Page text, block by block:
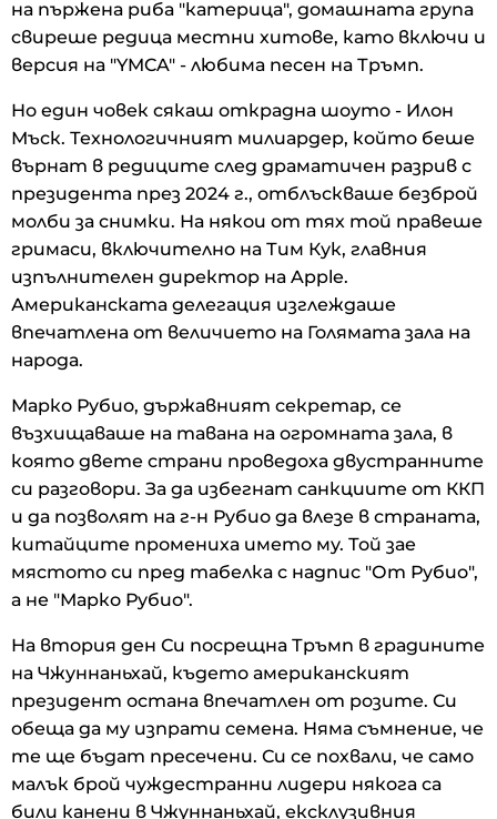
на пържена риба "катерица", домашната група
свиреше редица местни хитове, като включи и
версия на "YMCA" - любима песен на Тръмп.
Но един човек сякаш открадна шоуто - Илон
Мъск. Технологичният милиардер, който беше
върнат в редиците след драматичен разрив с
президента през 2024 г., отблъскваше безброй
молби за снимки. На някои от тях той правеше
гримаси, включително на Тим Кук, главния
изпълнителен директор на Apple.
Американската делегация изглеждаше
впечатлена от величието на Голямата зала на
народа.
Марко Рубио, държавният секретар, се
възхищаваше на тавана на огромната зала, в
която двете страни проведоха двустранните
си разговори. За да избегнат санкциите от ККП
и да позволят на г-н Рубио да влезе в страната,
китайците промениха името му. Той зае
мястото си пред табелка с надпис "От Рубио",
а не "Марко Рубио".
На втория ден Си посрещна Тръмп в градините
на Чжуннаньхай, където американският
президент остана впечатлен от розите. Си
обеща да му изпрати семена. Няма съмнение, че
те ще бъдат пресечени. Си се похвали, че само
малък брой чуждестранни лидери някога са
били канени в Чжуннаньхай, ексклузивния